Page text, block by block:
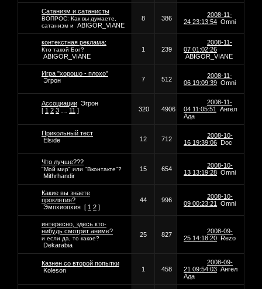
Сатанизм и сатанисты
ВОПРОС: Как вы думаете,
сатанизм и
ABIGOR_VIANE
8 386
2008-11-
24 23:13:54 Omni
контекстная реклама:
Кто такой Бог?
ABIGOR_VIANE
1 239
2008-11-
07 01:02:26
ABIGOR_VIANE
Игра "хорошо - плохо"
Эгрон
7 512
2008-11-
06 19:09:39 Omni
Ассоциации Эгрон
[ 1 2 3 11 ] 320 4906
2008-11-
04 11:05:51
Ангел
Ада
Прикольный тест
Elside
12 712
2008-10-
16 19:39:06
Doc
Что лучше???
"Мой мир" или "Вконтакте"?
Mithrhandir
15 654
2008-10-
13 13:19:28 Omni
Какие вы знаете
проклятия?
Эмпхиопхия [ 1 2 ]
44 996
2008-10-
09 00:23:21
Omni
интересно, здесь кто-
нибудь смотрит аниме?
и если да, то какое?
Dekarabia
25 827
2008-09-
25 14:18:20
Rezo
Казнен со второй попытки
Koleson
1 458
2008-09-
21 09:54:03 Ангел
Ада